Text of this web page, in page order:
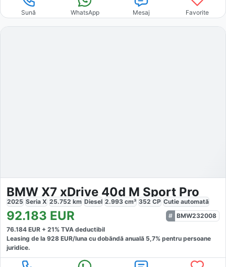
Sună WhatsApp Mesaj Favorite
BMW X7 xDrive 40d M Sport Pro
2025 Seria X 25.752 km Diesel 2.993 cm³ 352 CP Cutie automată
92.183 EUR
BMW232008
76.184 EUR + 21% TVA deductibil
Leasing de la 928 EUR/luna cu dobăndă anuală 5,7% pentru persoane
juridice.